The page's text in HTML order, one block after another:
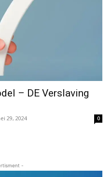
– DE Verslaving
29, 2024 0
-